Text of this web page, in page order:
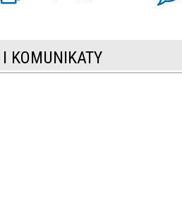
KOMUNIKATY